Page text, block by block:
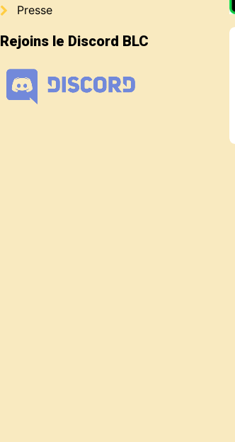
Presse
Rejoins le Discord BLC